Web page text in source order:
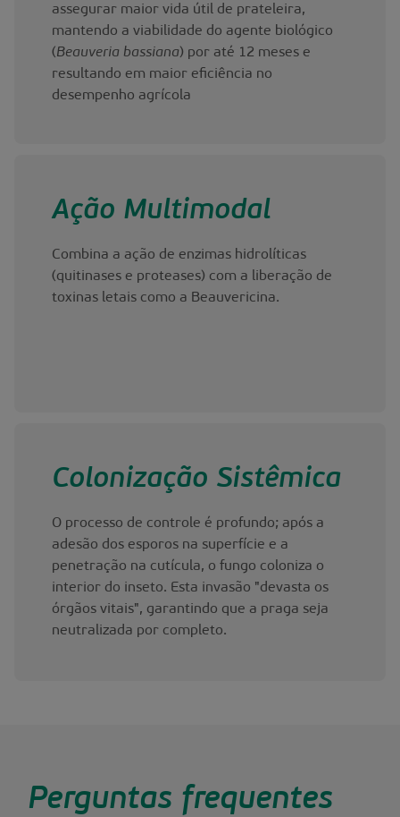
assegurar maior vida útil de prateleira,
mantendo a viabilidade do agente biológico
(Beauveria bassiana) por até 12 meses e
resultando em maior eficiência no
desempenho agrícola
Ação Multimodal
Combina a ação de enzimas hidrolíticas
(quitinases e proteases) com a liberação de
toxinas letais como a Beauvericina.
Colonização Sistêmica
O processo de controle é profundo; após a
adesão dos esporos na superfície e a
penetração na cutícula, o fungo coloniza o
interior do inseto. Esta invasão "devasta os
órgãos vitais", garantindo que a praga seja
neutralizada por completo.
Perguntas frequentes